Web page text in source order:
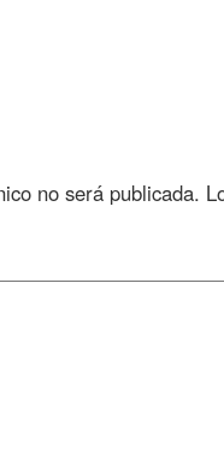
no será publicada.